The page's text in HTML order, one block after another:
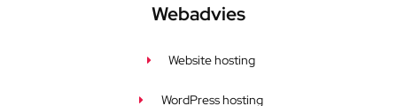
Webadvies
Website hosting
WordPress hosting